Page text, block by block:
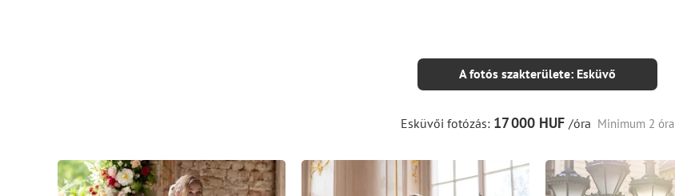
A fotós szakterülete: Esküvő
Esküvői fotózás: 17000 HUF/óra Minimum 2 óra